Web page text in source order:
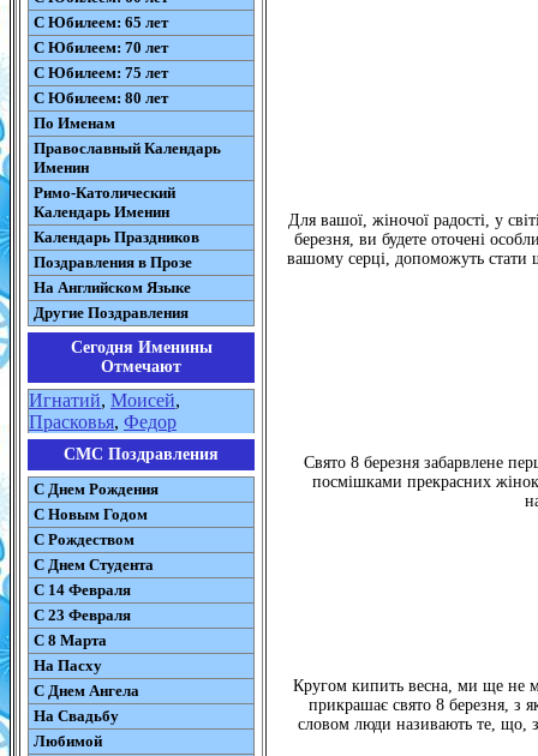
С Юбилеем: 65 лет
С Юбилеем: 70 лет
С Юбилеем: 75 лет
С Юбилеем: 80 лет
По Именам
Православный Календарь
Именин
Римо-Католический
Календарь Именин
Календарь Праздников
Поздравления в Прозе
На Английском Языке
Другие Поздравления
Сегодня Именины
Отмечают
Игнатий, Моисей,
Прасковья, Федор
СМС Поздравления
С Днем Рождения
С Новым Годом
С Рождеством
C Днем Студента
С 14 Февраля
С 23 Февраля
С 8 Марта
На Пасху
C Днем Ангела
На Свадьбу
Любимой
Для вашої, жіночої радості, у
березня, ви будете оточені
вашому серці, допоможуть
Свято 8 березня забарвлене
посмішками прекрасних
Кругом кипить весна, ми ще не
прикрашає свято 8 березня, з
словом люди називають те, що,